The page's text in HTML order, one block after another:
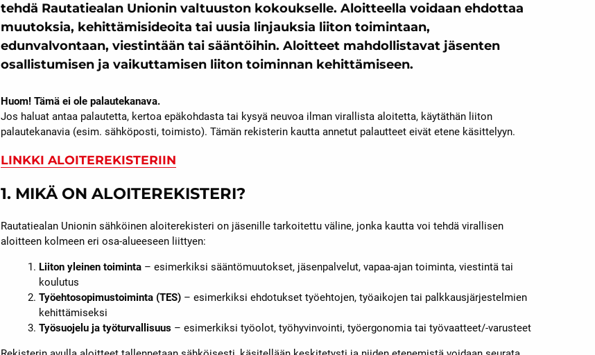
tehdä Rautatiealan Unionin valtuuston kokoukselle. Aloitteella voidaan ehdottaa
muutoksia, kehittämisideoita tai uusia linjauksia liiton toimintaan,
edunvalvontaan, viestintään tai sääntöihin. Aloitteet mahdollistavat jäsenten
osallistumisen ja vaikuttamisen liiton toiminnan kehittämiseen.
Huom! Tämä ei ole palautekanava.
Jos haluat antaa palautetta, kertoa epäkohdasta tai kysyä neuvoa ilman virallista aloitetta, käytäthän liiton
palautekanavia (esim. sähköposti, toimisto). Tämän rekisterin kautta annetut palautteet eivät etene käsittelyyn.
LINKKI ALOITEREKISTERIIN
1. MIKÄ ON ALOITEREKISTERI?
Rautatiealan Unionin sähköinen aloiterekisteri on jäsenille tarkoitettu väline, jonka kautta voi tehdä virallisen
aloitteen kolmeen eri osa-alueeseen liittyen:
Liiton yleinen toiminta – esimerkiksi sääntömuutokset, jäsenpalvelut, vapaa-ajan toiminta, viestintä tai
koulutus
Työehtosopimustoiminta (TES)– esimerkiksi ehdotukset työehtojen, työaikojen tai palkkausjärjestelmien
kehittämiseksi
Työsuojelu ja työturvallisuus – esimerkiksi työolot, työhyvinvointi, työergonomia tai työvaatteet/-varusteet